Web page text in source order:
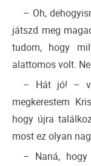
– Oh,
játszd meg
tudom, hogy
alattomos volt.
– Hát jó! –
megkerestem
hogy újra
most ez olyan
– Naná,